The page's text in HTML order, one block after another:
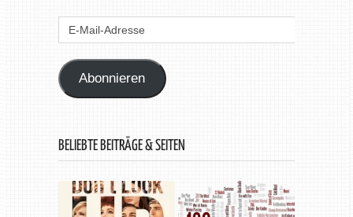
Abonnieren
BELIEBTE BEITRÄGE & SEITEN